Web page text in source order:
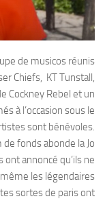
de musicos réunis
Chiefs, KT Tunstall,
Cockney Rebel et un
à l’occasion sous le
sont bénévoles.
fonds abonde la Jo
ont annoncé qu’ils ne
les légendaires
sortes de paris ont